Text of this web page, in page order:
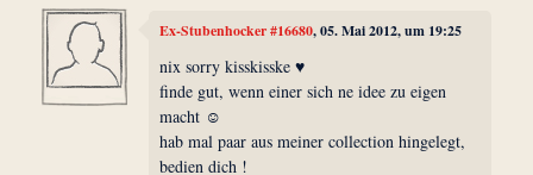
Ex-Stubenhocker #16680, 05. Mai 2012, um 19:25
nix sorry kisskisske ♥
finde gut, wenn einer sich ne idee zu eigen
macht ☺
hab mal paar aus meiner collection hingelegt,
bedien dich !